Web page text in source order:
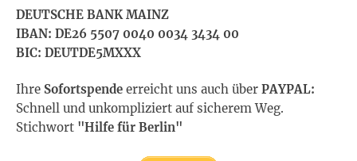
DEUTSCHE BANK MAINZ
IBAN: DE26 5507 0040 0034 3434 00
BIC: DEUTDE5MXXX
Ihre Sofortspende erreicht uns auch über PAYPAL:
Schnell und unkompliziert auf sicherem Weg.
Stichwort "Hilfe für Berlin"